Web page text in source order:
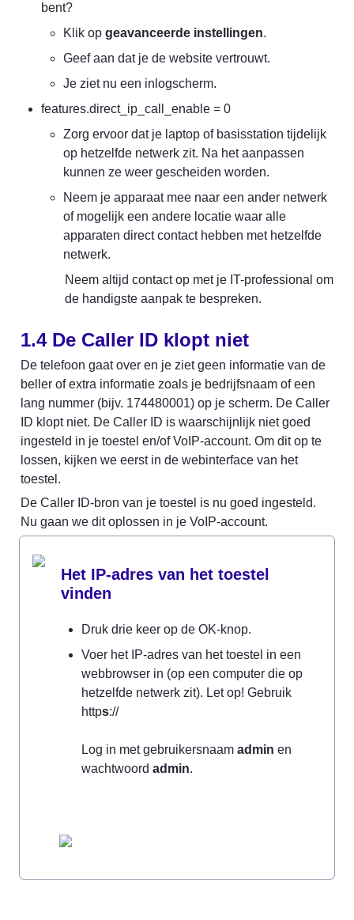
bent?
Klik op geavanceerde instellingen.
Geef aan dat je de website vertrouwt.
Je ziet nu een inlogscherm.
features.direct_ip_call_enable = 0
Zorg ervoor dat je laptop of basisstation tijdelijk
op hetzelfde netwerk zit. Na het aanpassen
kunnen ze weer gescheiden worden.
Neem je apparaat mee naar een ander netwerk
of mogelijk een andere locatie waar alle
apparaten direct contact hebben met hetzelfde
netwerk.
Neem altijd contact op met je IT-professional om
de handigste aanpak te bespreken.
1.4 De Caller ID klopt niet
De telefoon gaat over en je ziet geen informatie van de
beller of extra informatie zoals je bedrijfsnaam of een
lang nummer (bijv. 174480001) op je scherm. De Caller
ID klopt niet. De Caller ID is waarschijnlijk niet goed
ingesteld in je toestel en/of VoIP-account. Om dit op te
lossen, kijken we eerst in de webinterface van het
toestel.
De Caller ID-bron van je toestel is nu goed ingesteld.
Nu gaan we dit oplossen in je VoIP-account.
Het IP-adres van het toestel
vinden
Druk drie keer op de OK-knop.
Voer het IP-adres van het toestel in een
webbrowser in (op een computer die op
hetzelfde netwerk zit). Let op! Gebruik
https://
Log in met gebruikersnaam admin en
wachtwoord admin